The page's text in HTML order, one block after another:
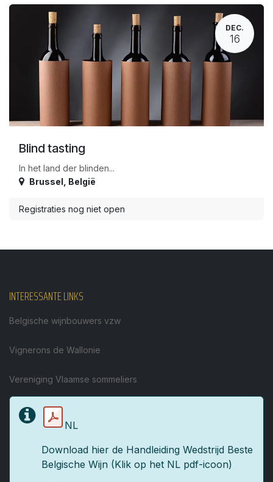
DEC.
16
Blind tasting
In het land der blinden...
Brussel België
Registraties nog niet open
INTERESSANTE LINKS
Belgische wijnbouwers vzw
Vignerons de Wallonie
Vereniging Vlaamse sommeliers
NL
Download hier de Handleiding Wedstrijd Beste
Belgische Wijn (Klik op het NL pdf-icoon)